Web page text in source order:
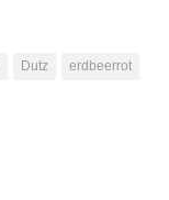
Dutz
erdbeerrot